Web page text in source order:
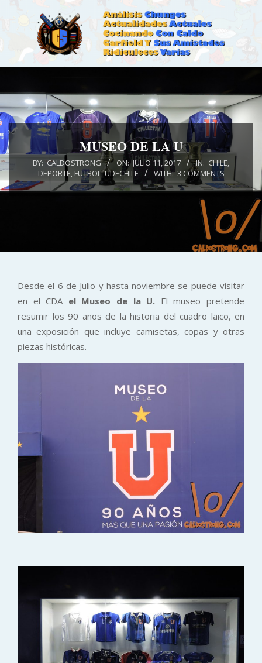
CALDOSTRONG.COM
Menu
MUSEO DE LA U
BY: CALDOSTRONG ON: JULIO 11, 2017 IN: CHILE
DEPORTE FUTBOL,UDECHILE WITH: 3 COMMENTS
Desde el 6 de Julio y hasta noviembre se puede visitar
en el CDA el Museo de la U. El museo pretende
resumir los 90 años de la historia del cuadro laico, en
una exposición que incluye camisetas, copas y otras
piezas históricas.